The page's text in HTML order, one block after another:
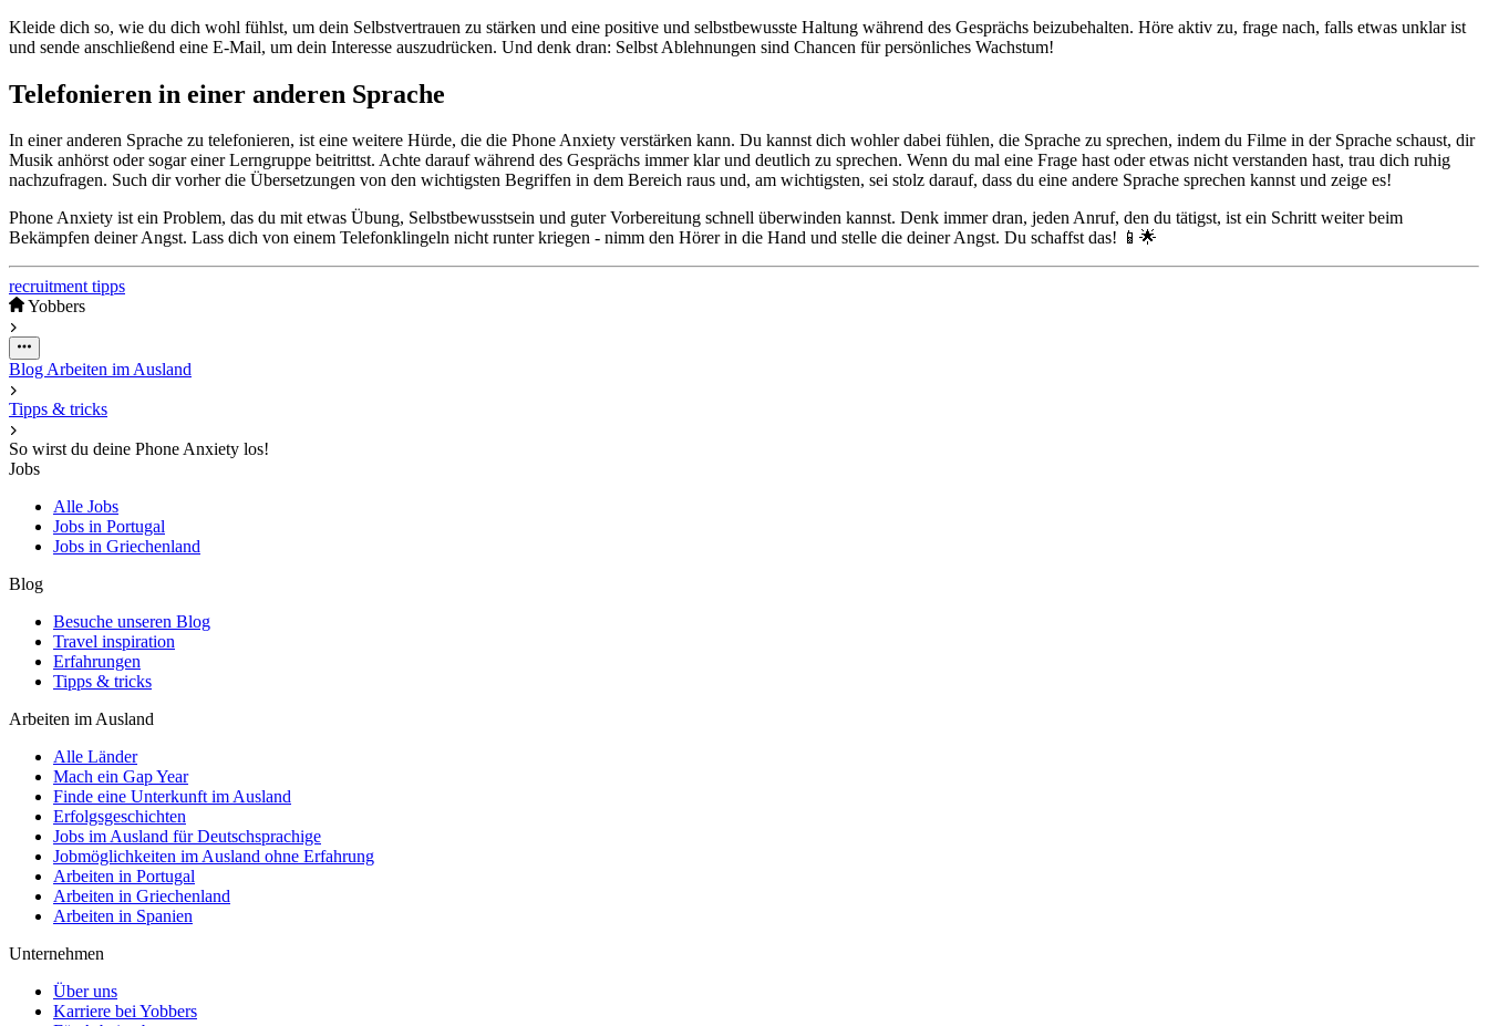
Kleide dich so, wie du dich wohl fühlst, um dein Selbstvertrauen zu stärken und eine positive und selbstbewusste Haltung während des Gesprächs beizubehalten. Höre aktiv zu, frage nach, falls etwas unklar ist
und sende anschließend eine E-Mail, um dein Interesse auszudrücken. Und denk dran: Selbst Ablehnungen sind Chancen für persönliches Wachstum!
Telefonieren in einer anderen Sprache
In einer anderen Sprache zu telefonieren, ist eine weitere Hürde, die die Phone Anxiety verstärken kann. Du kannst dich wohler dabei fühlen, die Sprache zu sprechen, indem du Filme in der Sprache schaust, dir
Musik anhörst oder sogar einer Lerngruppe beitrittst. Achte darauf während des Gesprächs immer klar und deutlich zu sprechen. Wenn du mal eine Frage hast oder etwas nicht verstanden hast, trau dich ruhig
nachzufragen. Such dir vorher die Übersetzungen von den wichtigsten Begriffen in dem Bereich raus und, am wichtigsten, sei stolz darauf, dass du eine andere Sprache sprechen kannst und zeige es!
Phone Anxiety ist ein Problem, das du mit etwas Übung, Selbstbewusstsein und guter Vorbereitung schnell überwinden kannst. Denk immer dran, jeden Anruf, den du tätigst, ist ein Schritt weiter beim
Bekämpfen deiner Angst. Lass dich von einem Telefonklingeln nicht runter kriegen - nimm den Hörer in die Hand und stelle die deiner Angst. Du schaffst das! 📱🌟
recruitmenttipps
Yobbers
BlogArbeiten im Ausland
Tipps & tricks
So wirst du deine Phone Anxiety los!
Jobs
Alle Jobs
Jobs in Portugal
Jobs in Griechenland
Blog
Besuche unseren Blog
Travel inspiration
Erfahrungen
Tipps & tricks
Arbeiten im Ausland
Alle Länder
Mach ein Gap Year
Finde eine Unterkunft im Ausland
Erfolgsgeschichten
Jobs im Ausland für Deutschsprachige
Jobmöglichkeiten im Ausland ohne Erfahrung
Arbeiten in Portugal
Arbeiten in Griechenland
Arbeiten in Spanien
Unternehmen
Über uns
Karriere bei Yobbers